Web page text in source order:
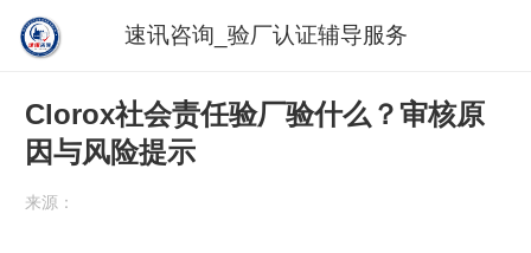
速讯咨询_验厂认证辅导服务
Clorox社会责任验厂验什么？审核原
因与风险提示
来源：